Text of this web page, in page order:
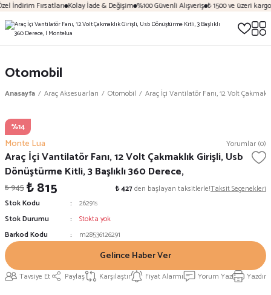
İndirim Fırsatları Kolay İade & Değişim %100 Güvenli Alışveriş ₺ 1500 ve üzeri
Otomobil
Anasayfa Araç Aksesuarları Otomobil Araç İçi Vantilatör Fanı, 12 Volt
%14
Monte Lua Yorumlar (0)
Araç İçi Vantilatör Fanı, 12 Volt Çakmaklık Girişli, Usb
Dönüştürme Kitli, 3 Başlıklı 360 Derece,
₺ 945₺ 815 ₺ 427den başlayan taksitlerle!Taksit Seçenekleri
Stok Kodu
26291s
Stok Durumu
Stokta yok
Barkod Kodu
m28536126291
Gelince Haber Ver
Tavsiye Et Paylaş Karşılaştır Fiyat Alarmı Yorum Yaz Yazdır